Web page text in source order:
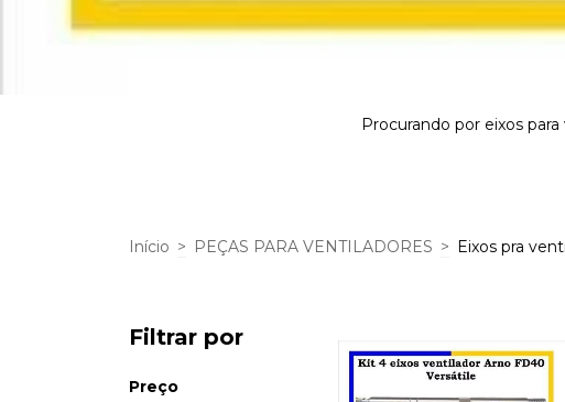
Procurando por eixos
Início > PEÇAS PARA VENTILADORES > Eixos pra
Filtrar por
Preço